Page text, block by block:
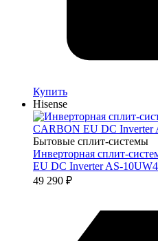
Купить
Hisense
Бытовые сплит-системы
Инверторная сплит-
EU DC Inverter AS-
49 290 ₽